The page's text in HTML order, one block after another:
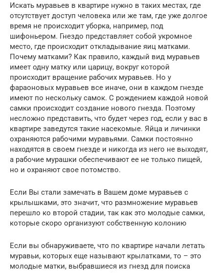
Искать муравьев в квартире нужно в таких местах, где
отсутствует доступ человека или же там, где уже долгое
время не происходит уборка, например, под
шифоньером. Гнездо представляет собой укромное
место, где происходит откладывание яиц матками.
Почему матками? Как правило, каждый вид муравьев
имеет одну матку или царицу, вокруг которой
происходит вращение рабочих муравьев. Но у
фараоновых муравьев все иначе, они в каждом гнезде
имеют по нескольку самок. С рождением каждой новой
самки происходит создание нового гнезда. Поэтому
несложно представить, что будет через год, если у вас в
квартире заведутся такие насекомые. Яйца и личинки
охраняются рабочими муравьями. Самки постоянно
находятся в своем гнезде и никогда из него не выходят,
а рабочие мурашки обеспечивают ее не только пищей,
но и охраняют свое потомство.
Если Вы стали замечать в Вашем доме муравьев с
крылышками, это значит, что размножение муравьев
перешло ко второй стадии, так как это молодые самки,
которые скоро организуют собственную колонию
Если вы обнаруживаете, что по квартире начали летать
муравьи, которых еще называют крылатками, то – это
молодые матки, выбравшиеся из гнезд для поиска